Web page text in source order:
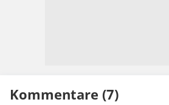
Kommentare (7)